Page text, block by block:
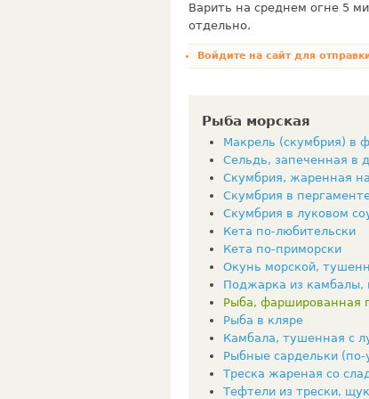
Варить на среднем огне 5
отдельно.
Войдите на сайтдля
Рыба морская
Макрель (скумбрия) в
Сельдь, запеченная в
Скумбрия, жаренная
Скумбрия в
Скумбрия в луковом
Кета по-любительски
Кета по-приморски
Окунь морской,
Поджарка из камбалы,
Рыба, фаршированная
Рыба в кляре
Камбала, тушенная с
Рыбные сардельки (по-
Треска жареная со
Тефтели из трески,